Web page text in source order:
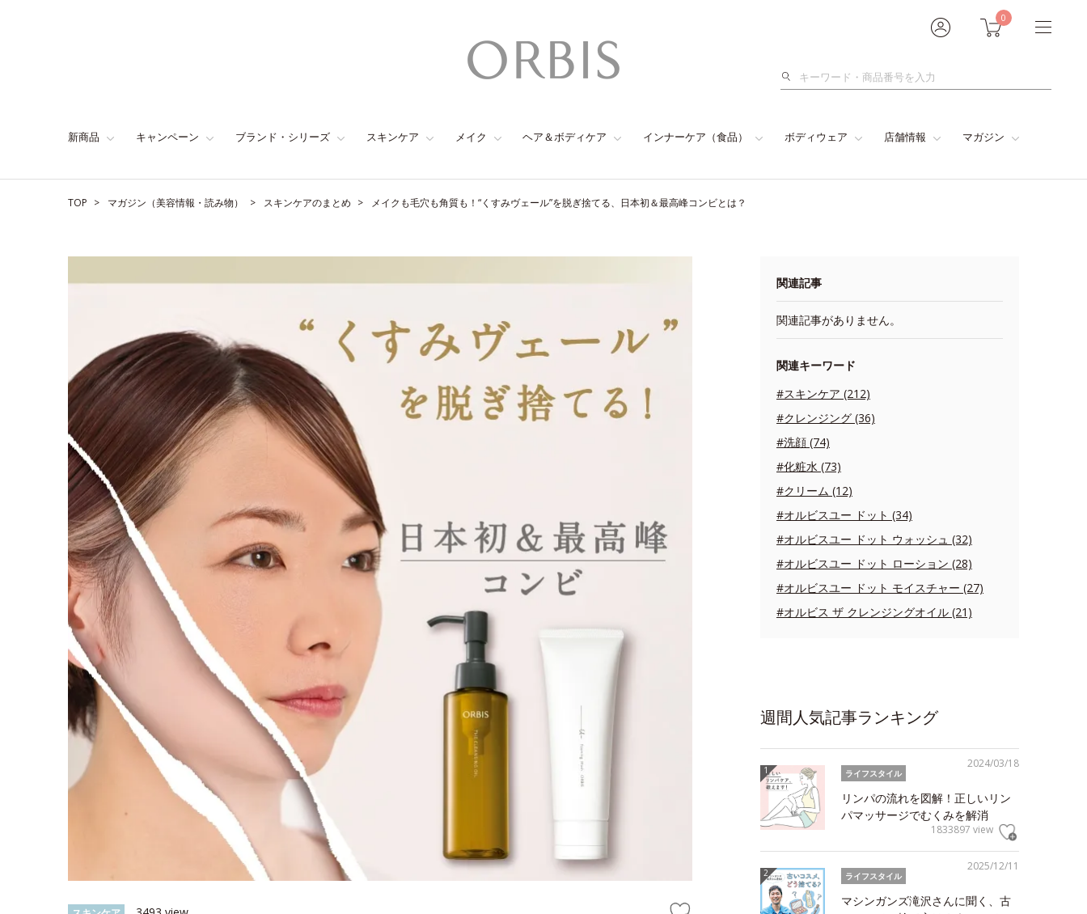
0
検
新商品 キャンペーン ブランド・シリーズ スキンケア メイク ヘア＆ボディケア インナーケア（食品） ボディウェア 店舗情報 マガジン
TOP マガジン（美容情報・読み物） スキンケアのまとめ メイクも毛穴も角質も！“くすみヴェール”を脱ぎ捨てる、日本初＆最高峰コンビとは？
関連記事
関連記事がありません。
関連キーワード
#スキンケア (212)
#クレンジング (36)
#洗顔 (74)
#化粧水 (73)
#クリーム (12)
#オルビスユー ドット (34)
#オルビスユー ドット ウォッシュ (32)
#オルビスユー ドット ローション (28)
#オルビスユー ドット モイスチャー (27)
#オルビス ザ クレンジングオイル (21)
週間人気記事ランキング
2024/03/18
ライフスタイル
リンパの流れを図解！正しいリン
パマッサージでむくみを解消
1833897 view
2025/12/11
ライフスタイル
マシンガンズ滝沢さんに聞く、古